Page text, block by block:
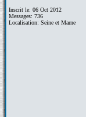
Inscrit le: 06 Oct 2012
Messages: 736
Localisation: Seine et Marne